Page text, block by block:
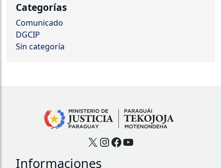
Categorías
Comunicado
DGCIP
Sin categoría
X Instagram
Facebook
YouTube
Informaciones